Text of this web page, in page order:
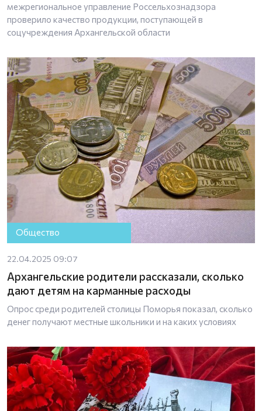
межрегиональное управление Россельхознадзора
проверило качество продукции, поступающей в
соцучреждения Архангельской области
Общество
22.04.2025 09:07
Архангельские родители рассказали, сколько
дают детям на карманные расходы
Опрос среди родителей столицы Поморья показал, сколько
денег получают местные школьники и на каких условиях